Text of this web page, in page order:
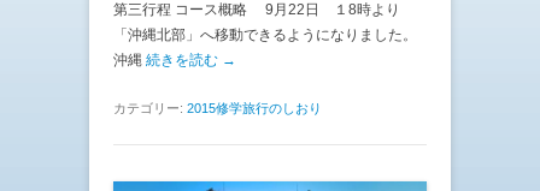
第三行程 コース概略 9月22日 １8時より
「沖縄北部」へ移動できるようになりました。
沖縄 続きを読む →
カテゴリー: 2015修学旅行のしおり